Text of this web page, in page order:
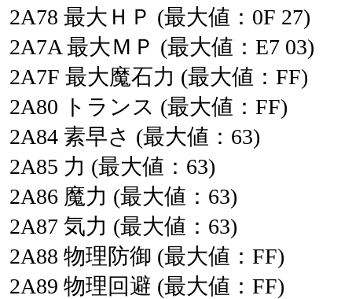
2A78 最大ＨＰ (最大値：0F 27)
2A7A 最大ＭＰ (最大値：E7 03)
2A7F 最大魔石力 (最大値：FF)
2A80 トランス (最大値：FF)
2A84 素早さ (最大値：63)
2A85 力 (最大値：63)
2A86 魔力 (最大値：63)
2A87 気力 (最大値：63)
2A88 物理防御 (最大値：FF)
2A89 物理回避 (最大値：FF)